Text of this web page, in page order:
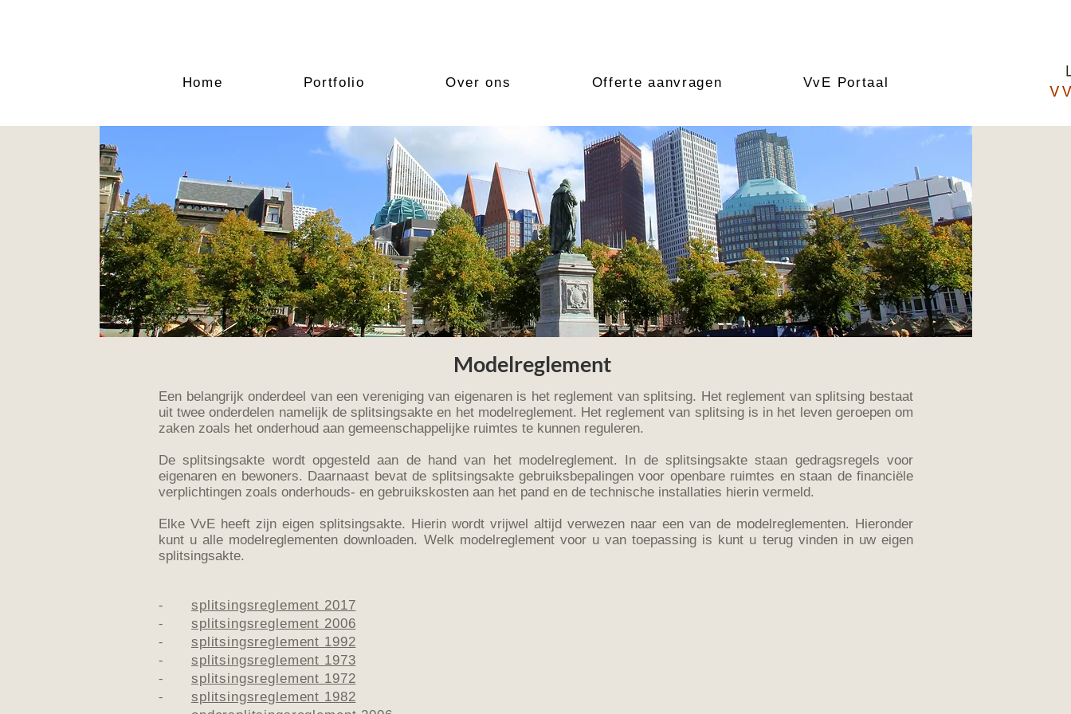
Modelreglement
Een belangrijk onderdeel van een vereniging van eigenaren is het reglement van splitsing. Het reglement van splitsing bestaat
uit twee onderdelen namelijk de splitsingsakte en het modelreglement. Het reglement van splitsing is in het leven geroepen om
zaken zoals het onderhoud aan gemeenschappelijke ruimtes te kunnen reguleren.
De splitsingsakte wordt opgesteld aan de hand van het modelreglement. In de splitsingsakte staan gedragsregels voor
eigenaren en bewoners. Daarnaast bevat de splitsingsakte gebruiksbepalingen voor openbare ruimtes en staan de financiële
verplichtingen zoals onderhouds- en gebruikskosten aan het pand en de technische installaties hierin vermeld.
Elke VvE heeft zijn eigen splitsingsakte. Hierin wordt vrijwel altijd verwezen naar een van de modelreglementen. Hieronder
kunt u alle modelreglementen downloaden. Welk modelreglement voor u van toepassing is kunt u terug vinden in uw eigen
splitsingsakte.
⁃ splitsingsreglement 2017
⁃ splitsingsreglement 2006
⁃ splitsingsreglement 1992
⁃ splitsingsreglement 1973
⁃ splitsingsreglement 1972
⁃ splitsingsreglement 1982
Home Portfolio Over ons Offerte aanvragen VvE Portaal